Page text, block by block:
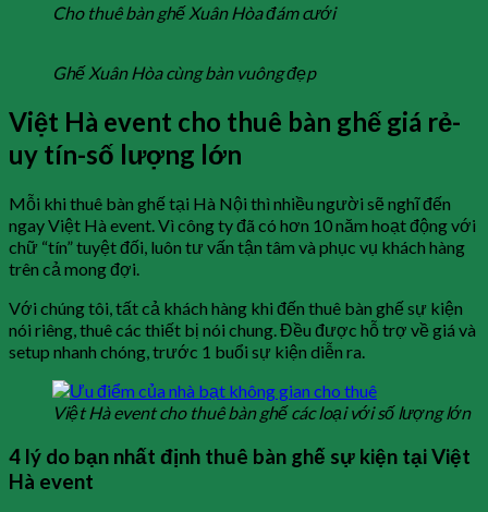
Cho thuê bàn ghế Xuân Hòa đám cưới
Ghế Xuân Hòa cùng bàn vuông đẹp
Việt Hà event cho thuê bàn ghế giá rẻ-
uy tín-số lượng lớn
Mỗi khi thuê bàn ghế tại Hà Nội thì nhiều người sẽ nghĩ đến
ngay Việt Hà event. Vì công ty đã có hơn 10 năm hoạt động với
chữ “tín” tuyệt đối, luôn tư vấn tận tâm và phục vụ khách hàng
trên cả mong đợi.
Với chúng tôi, tất cả khách hàng khi đến thuê bàn ghế sự kiện
nói riêng, thuê các thiết bị nói chung. Đều được hỗ trợ về giá và
setup nhanh chóng, trước 1 buổi sự kiện diễn ra.
Việt Hà event cho thuê bàn ghế các loại với số lượng lớn
4 lý do bạn nhất định thuê bàn ghế sự kiện tại Việt
Hà event